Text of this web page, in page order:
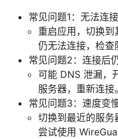
常见问题1：无法连
重启应用，切换
仍无法连接，检查
常见问题2：连接后
可能 DNS 泄漏，
服务器，重新连接。
常见问题3：速度变
切换到最近的服务
尝试使用